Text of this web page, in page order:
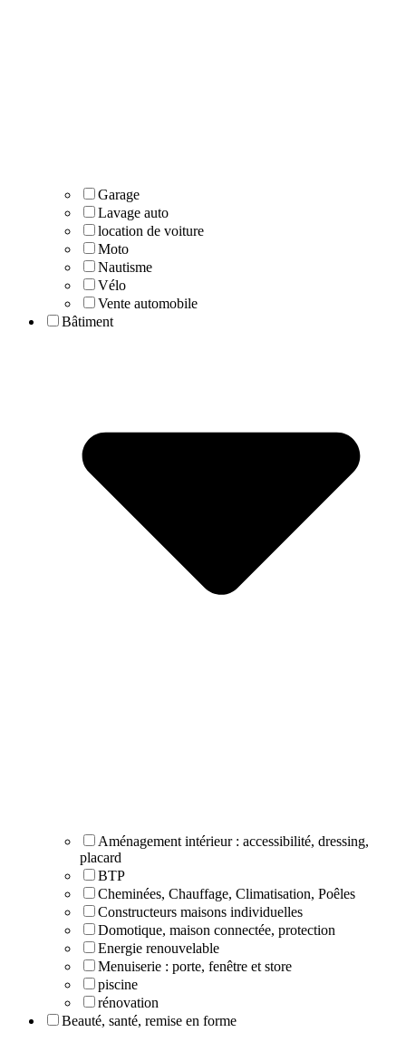
Garage
Lavage auto
location de voiture
Moto
Nautisme
Vélo
Vente automobile
Bâtiment
Aménagement intérieur : accessibilité, dressing,
placard
BTP
Cheminées, Chauffage, Climatisation, Poêles
Constructeurs maisons individuelles
Domotique, maison connectée, protection
Energie renouvelable
Menuiserie : porte, fenêtre et store
piscine
rénovation
Beauté, santé, remise en forme